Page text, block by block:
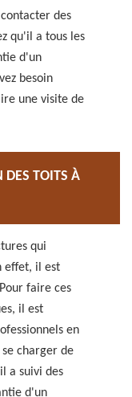
des
qu'il a tous les
d'un
besoin
une visite de
DES TOITS À
qui
effet, il est
faire ces
il est
en
charger de
a suivi des
d'un